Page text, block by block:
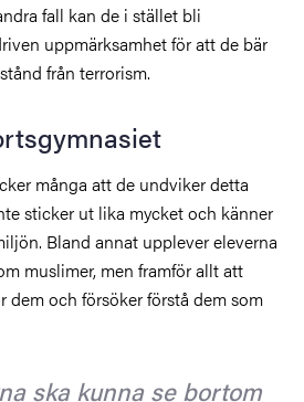
fall kan de i stället bli
uppmärksamhet för att de bär
från terrorism.
många att de undviker detta
sticker ut lika mycket och känner
Bland annat upplever eleverna
muslimer, men framför allt att
dem och försöker förstå dem som
ska kunna se bortom